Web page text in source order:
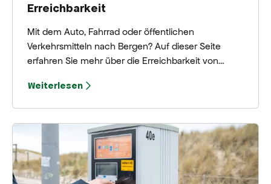
Erreichbarkeit
Mit dem Auto, Fahrrad oder öffentlichen
Verkehrsmitteln nach Bergen? Auf dieser Seite
erfahren Sie mehr über die Erreichbarkeit von
Weiterlesen